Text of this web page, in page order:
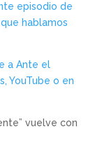
episodio de
hablamos
a Ante el
YouTube o en
vuelve con